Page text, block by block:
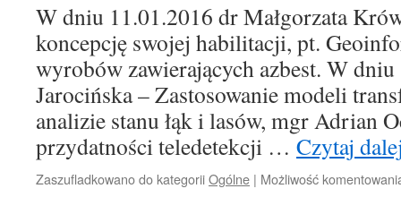
W dniu 11.01.2016 dr Małgorzata
koncepcję swojej habilitacji, pt.
wyrobów zawierających azbest. W
Jarocińska – Zastosowanie modeli
analizie stanu łąk i lasów, mgr Adrian
przydatności teledetekcji … Czytaj
Zaszufladkowano do kategoriiOgólne | Możliwość